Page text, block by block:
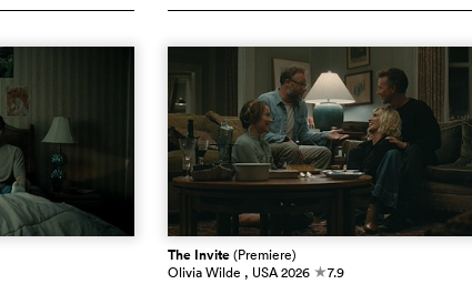
The Invite(Premiere)
Olivia Wilde , USA2026 c7.9